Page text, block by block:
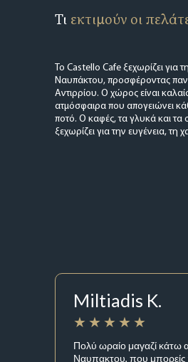
Τι εκτιμούν οι
Το Castello Cafe ξεχωρίζει
Ναυπάκτου, προσφέροντας
Αντιρρίου. Ο χώρος είναι
ατμόσφαιρα που απογειώνει
ποτό. Ο καφές, τα γλυκά και
ξεχωρίζει για την ευγένεια,
Miltiadis K.
Πολύ ωραίο μαγαζί κάτω
Ναυπακτου, που μπορείς